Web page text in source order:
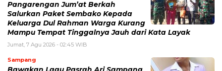
Pangarengan Jum’at Berkah
Salurkan Paket Sembako Kepada
Keluarga Dul Rahman Warga Kurang
Mampu Tempat Tinggalnya Jauh dari Kata Layak
Jumat, 7 Agu 2026 - 02:45 WIB
Sampang